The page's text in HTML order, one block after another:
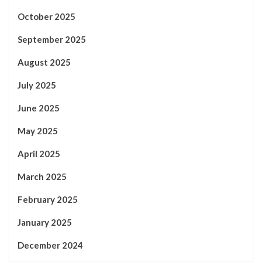
October 2025
September 2025
August 2025
July 2025
June 2025
May 2025
April 2025
March 2025
February 2025
January 2025
December 2024